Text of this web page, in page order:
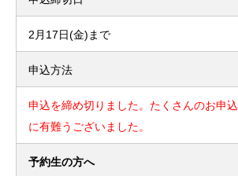
2月17日(金)まで
申込方法
申込を締め切りました。たくさんのお申
に有難うございました。
予約生の方へ